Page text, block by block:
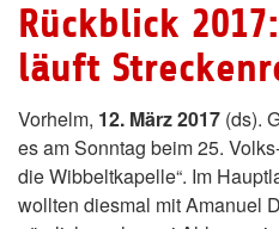
Rückblick
läuft
Vorhelm, 12. März 2017 (ds).
es am Sonntag beim 25.
die Wibbeltkapelle“. Im
wollten diesmal mit Amanuel